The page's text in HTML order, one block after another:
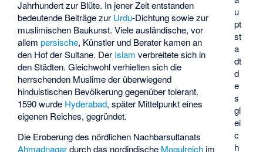
u
pt
st
a
dt
d
e
s
gl
ei
c
h
Jahrhundert zur Blüte. In jener Zeit entstanden
bedeutende Beiträge zur Urdu-Dichtung sowie zur
muslimischen Baukunst. Viele ausländische, vor
allempersische, Künstler und Berater kamen an
den Hof der Sultane. Der Islam verbreitete sich in
den Städten. Gleichwohl verhielten sich die
herrschenden Muslime der überwiegend
hinduistischen Bevölkerung gegenüber tolerant.
1590 wurde Hyderabad, später Mittelpunkt eines
eigenen Reiches, gegründet.
Die Eroberung des nördlichen Nachbarsultanats
Ahmadnagardurch das nordindische Mogulreich im